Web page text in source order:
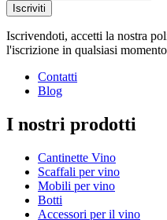
Iscriviti
Iscrivendoti, accetti la nostra
l'iscrizione in qualsiasi
Contatti
Blog
I nostri prodotti
Cantinette Vino
Scaffali per vino
Mobili per vino
Botti
Accessori per il vino